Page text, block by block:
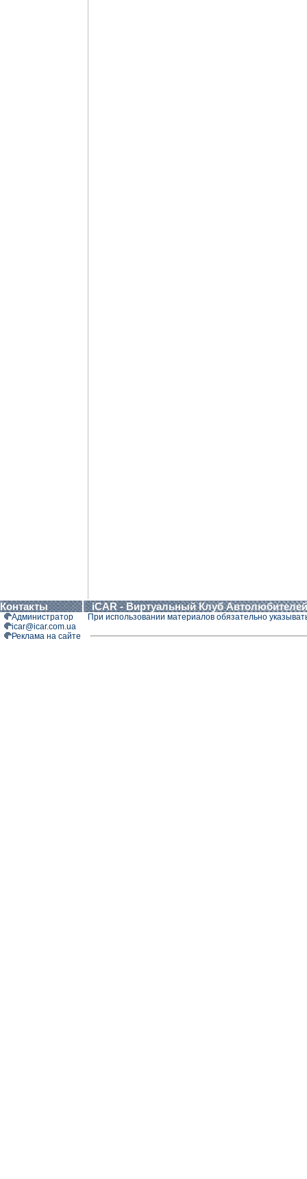
Контакты
Администратор
icar@icar.com.ua
Реклама на сайте
iCAR - Виртуальный Клуб Автолюбителей
При использовании материалов обязательно